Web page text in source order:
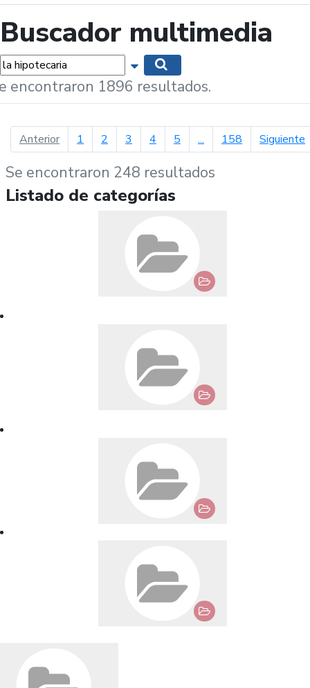
Buscador multimedia
Mostrar opciones de búsqueda
encontraron 1896 resultados.
Anteriorpágina anterior
1 2 3 4 5 ... 158 Siguiente
Se encontraron 248 resultados
Listado de categorías